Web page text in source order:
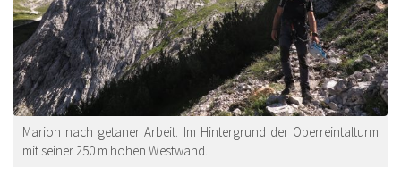
Marion nach getaner Arbeit. Im Hintergrund der Oberreintalturm
mit seiner 250 m hohen Westwand.